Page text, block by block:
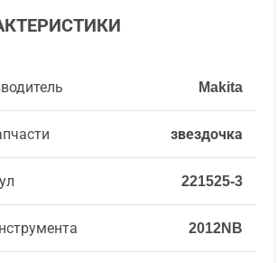
Makita
звездочка
221525-3
2012NB